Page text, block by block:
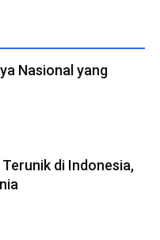
Nasional yang
di Indonesia,